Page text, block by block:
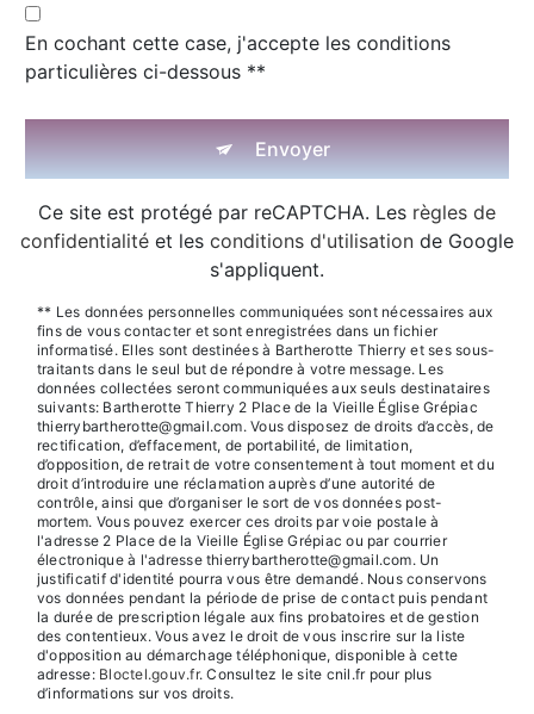
En cochant cette case, j'accepte les conditions
particulières ci-dessous **
Envoyer
Ce site est protégé par reCAPTCHA. Les règles de
confidentialité et les conditions d'utilisation de Google
s'appliquent.
** Les données personnelles communiquées sont nécessaires aux
fins de vous contacter et sont enregistrées dans un fichier
informatisé. Elles sont destinées à Bartherotte Thierry et ses sous-
traitants dans le seul but de répondre à votre message. Les
données collectées seront communiquées aux seuls destinataires
suivants: Bartherotte Thierry 2 Place de la Vieille Église Grépiac
thierrybartherotte@gmail.com. Vous disposez de droits d’accès, de
rectification, d’effacement, de portabilité, de limitation,
d’opposition, de retrait de votre consentement à tout moment et du
droit d’introduire une réclamation auprès d’une autorité de
contrôle, ainsi que d’organiser le sort de vos données post-
mortem. Vous pouvez exercer ces droits par voie postale à
l'adresse 2 Place de la Vieille Église Grépiac ou par courrier
électronique à l'adresse thierrybartherotte@gmail.com. Un
justificatif d'identité pourra vous être demandé. Nous conservons
vos données pendant la période de prise de contact puis pendant
la durée de prescription légale aux fins probatoires et de gestion
des contentieux. Vous avez le droit de vous inscrire sur la liste
d'opposition au démarchage téléphonique, disponible à cette
adresse: Bloctel.gouv.fr. Consultez le site cnil.fr pour plus
d’informations sur vos droits.